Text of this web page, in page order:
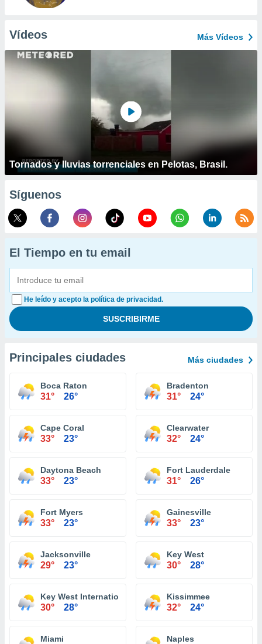
Vídeos Más Vídeos
Tornados y lluvias torrenciales en Pelotas, Brasil.
Síguenos
El Tiempo en tu email
He leído y acepto la política de privacidad.
Principales ciudades Más ciudades
Boca Raton
31° 26°
Bradenton
31° 24°
Cape Coral
33° 23°
Clearwater
32° 24°
Daytona Beach
33° 23°
Fort Lauderdale
31° 26°
Fort Myers
33° 23°
Gainesville
33° 23°
Jacksonville
29° 23°
Key West
30° 28°
Key West International Airport
30° 28°
Kissimmee
32° 24°
Miami Naples